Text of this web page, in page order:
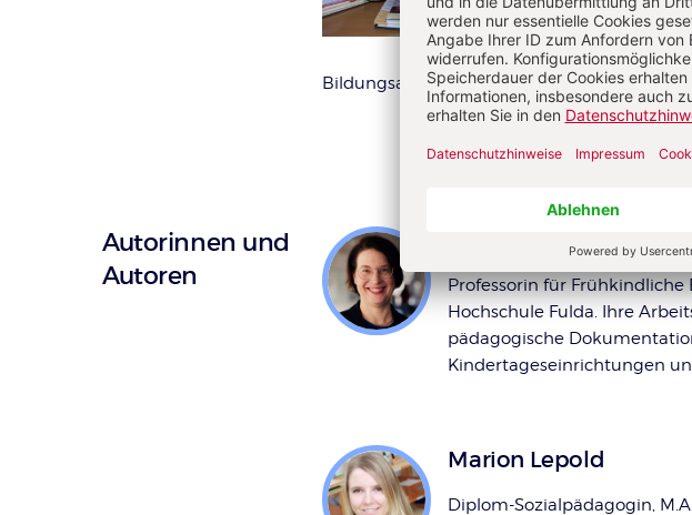
für
Bildungsangebote zu planen.VON MARION
Autorinnen und
Autoren
Helen Knauf
Professorin für
Hochschule Fulda. Ihre
pädagogische
Kindertageseinrichtungen
Marion Lepold
Diplom-Sozialpädagogin,